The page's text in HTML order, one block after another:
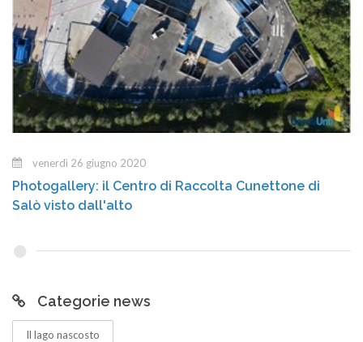
venerdì 26 giugno 2020
Photogallery: il Centro di Raccolta Cunettone di
Salò visto dall'alto
Categorie news
Il lago nascosto